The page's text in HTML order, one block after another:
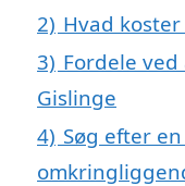
2) Hvad
3) Fordele
Gislinge
4) Søg efter